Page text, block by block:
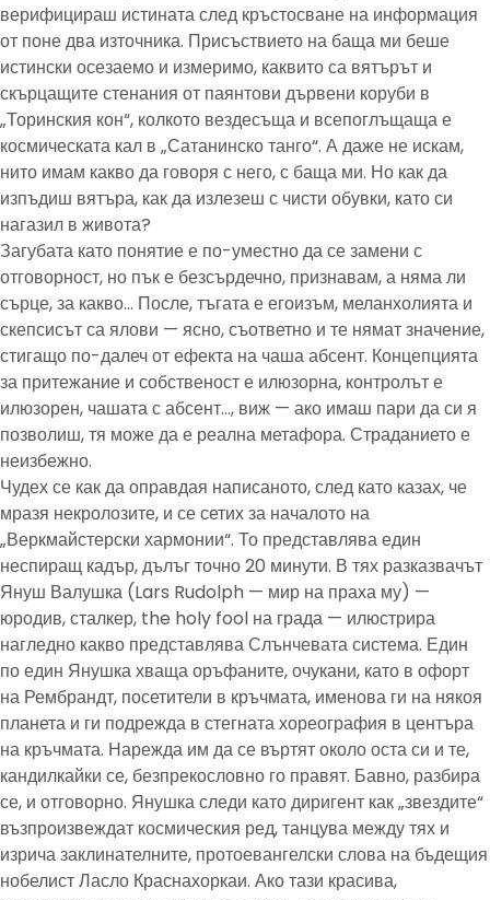
верифицираш истината след кръстосване на информация
от поне два източника. Присъствието на баща ми беше
истински осезаемо и измеримо, каквито са вятърът и
скърцащите стенания от паянтови дървени коруби в
„Торинския кон“, колкото вездесъща и всепоглъщаща е
космическата кал в „Сатанинско танго“. А даже не искам,
нито имам какво да говоря с него, с баща ми. Но как да
изпъдиш вятъра, как да излезеш с чисти обувки, като си
нагазил в живота?
Загубата като понятие е по-уместно да се замени с
отговорност, но пък е безсърдечно, признавам, а няма ли
сърце, за какво… После, тъгата е егоизъм, меланхолията и
скепсисът са ялови — ясно, съответно и те нямат значение,
стигащо по-далеч от ефекта на чаша абсент. Концепцията
за притежание и собственост е илюзорна, контролът е
илюзорен, чашата с абсент…, виж — ако имаш пари да си я
позволиш, тя може да е реална метафора. Страданието е
неизбежно.
Чудех се как да оправдая написаното, след като казах, че
мразя некролозите, и се сетих за началото на
„Веркмайстерски хармонии“. То представлява един
неспиращ кадър, дълъг точно 20 минути. В тях разказвачът
Януш Валушка (Lars Rudolph — мир на праха му) —
юродив, сталкер, the holy fool на града — илюстрира
нагледно какво представлява Слънчевата система. Един
по един Янушка хваща оръфаните, очукани, като в офорт
на Рембрандт, посетители в кръчмата, именова ги на някоя
планета и ги подрежда в стегната хореография в центъра
на кръчмата. Нарежда им да се въртят около оста си и те,
кандилкайки се, безпрекословно го правят. Бавно, разбира
се, и отговорно. Янушка следи като диригент как „звездите“
възпроизвеждат космическия ред, танцува между тях и
изрича заклинателните, протоевангелски слова на бъдещия
нобелист Ласло Краснахоркаи. Ако тази красива,